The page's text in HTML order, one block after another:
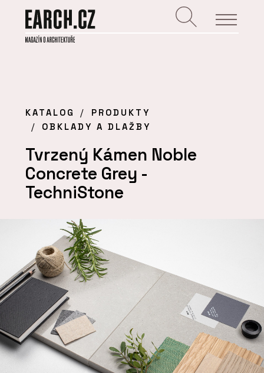
KATALOG
PRODUKTY
OBKLADY A DLAŽBY
Tvrzený Kámen Noble
Concrete Grey -
TechniStone